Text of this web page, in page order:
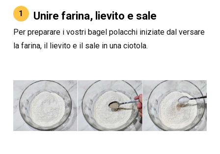
1 Unire farina, lievito e sale
Per preparare i vostri bagel polacchi iniziate dal versare
la farina, il lievito e il sale in una ciotola.